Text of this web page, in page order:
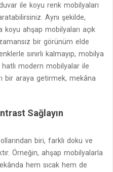
ile koyu renk mobilyaları
Aynı şekilde,
ahşap mobilyaları açık
bir görünüm elde
sınırlı kalmayıp, mobilya
modern mobilyalar ile
bir araya getirmek, mekâna
Sağlayın
biri, farklı doku ve
Örneğin, ahşap mobilyalarla
hem sıcak hem de